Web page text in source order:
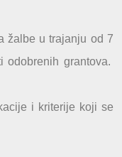
žalbe u trajanju od 7
grantova.
i kriterije koji se